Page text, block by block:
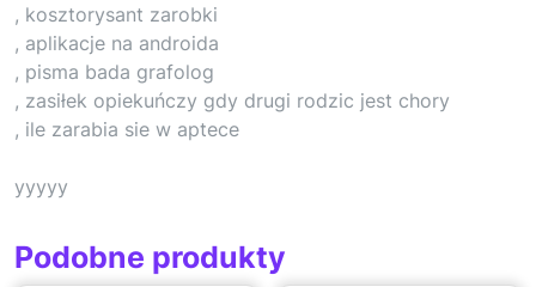
, kosztorysant zarobki
, aplikacje na androida
, pisma bada grafolog
, zasiłek opiekuńczy gdy drugi rodzic jest chory
, ile zarabia sie w aptece
yyyyy
Podobne produkty